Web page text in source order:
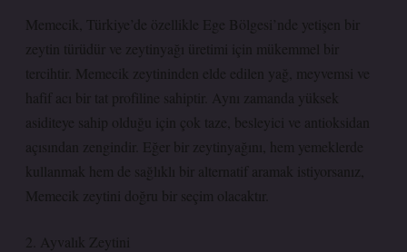
Memecik, Türkiye’de özellikle Ege Bölgesi’nde yetişen bir
zeytin türüdür ve zeytinyağı üretimi için mükemmel bir
tercihtir. Memecik zeytininden elde edilen yağ, meyvemsi ve
hafif acı bir tat profiline sahiptir. Aynı zamanda yüksek
asiditeye sahip olduğu için çok taze, besleyici ve antioksidan
açısından zengindir. Eğer bir zeytinyağını, hem yemeklerde
kullanmak hem de sağlıklı bir alternatif aramak istiyorsanız,
Memecik zeytini doğru bir seçim olacaktır.
2. Ayvalık Zeytini